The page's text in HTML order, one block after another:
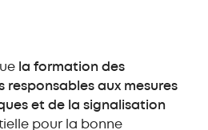
la formation des
responsables aux mesures
et de la signalisation
pour la bonne